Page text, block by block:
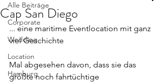
Alle Beiträge
Corporate
Wedding
Location
Hamburg
Cap San Diego
... eine maritime Eventlocation mit ganz
viel Geschichte
Mal abgesehen davon, dass sie das
größte noch fahrtüchtige